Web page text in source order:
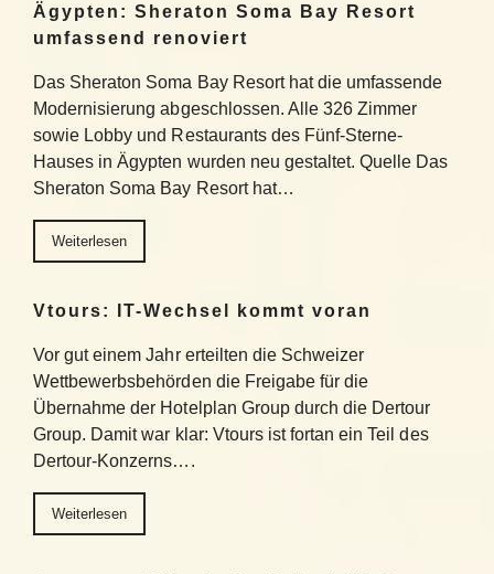
Ägypten: Sheraton Soma Bay Resort
umfassend renoviert
Das Sheraton Soma Bay Resort hat die umfassende
Modernisierung abgeschlossen. Alle 326 Zimmer
sowie Lobby und Restaurants des Fünf-Sterne-
Hauses in Ägypten wurden neu gestaltet. Quelle Das
Sheraton Soma Bay Resort hat…
Weiterlesen
Vtours: IT-Wechsel kommt voran
Vor gut einem Jahr erteilten die Schweizer
Wettbewerbsbehörden die Freigabe für die
Übernahme der Hotelplan Group durch die Dertour
Group. Damit war klar: Vtours ist fortan ein Teil des
Dertour-Konzerns….
Weiterlesen